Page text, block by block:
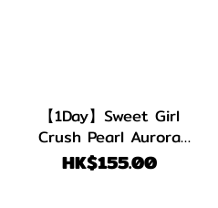
【1Day】Sweet Girl
Crush Pearl Aurora
日抛｜1盒10片
HK$155.00